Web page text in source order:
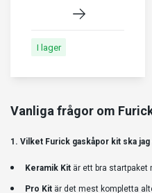
I lager
Vanliga frågor om
1. Vilket Furick gaskåpor kit ska jag
Keramik Kit är ett bra startpaket
Pro Kit är det mest kompletta